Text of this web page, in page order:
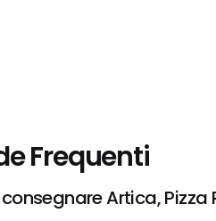
Frequenti
Artica, Pizza